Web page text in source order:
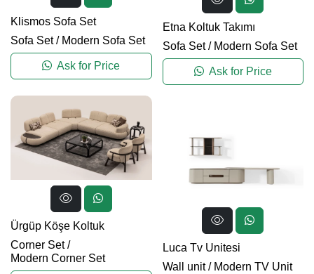
Klismos Sofa Set
Sofa Set/ Modern Sofa Set
Ask for Price
Etna Koltuk Takımı
Sofa Set/ Modern Sofa Set
Ask for Price
Ürgüp Köşe Koltuk
Corner Set/
Modern Corner Set
Luca Tv Unitesi
Wall unit/ Modern TV Unit